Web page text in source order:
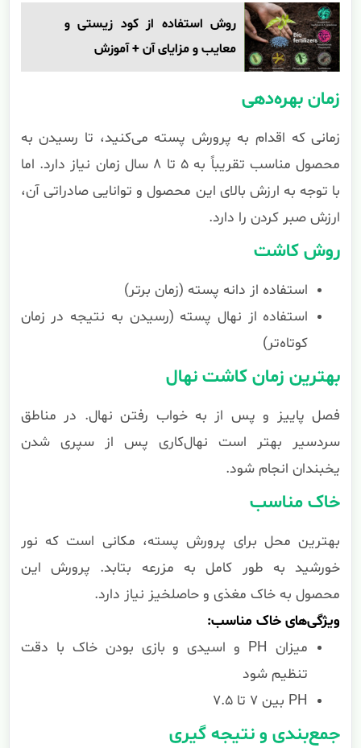
روش استفاده از کود زیستی و
معایب و مزایای آن + آموزش
زمان بهره‌دهی
زمانی که اقدام به پرورش پسته می‌کنید، تا رسیدن به
محصول مناسب تقریباً به ۵ تا ۸ سال زمان نیاز دارد. اما
با توجه به ارزش بالای این محصول و توانایی صادراتی آن،
ارزش صبر کردن را دارد.
روش کاشت
استفاده از دانه پسته (زمان برتر)
استفاده از نهال پسته (رسیدن به نتیجه در زمان
کوتاه‌تر)
بهترین زمان کاشت نهال
فصل پاییز و پس از به خواب رفتن نهال. در مناطق
سردسیر بهتر است نهال‌کاری پس از سپری شدن
یخبندان انجام شود.
خاک مناسب
بهترین محل برای پرورش پسته، مکانی است که نور
خورشید به طور کامل به مزرعه بتابد. پرورش این
محصول به خاک مغذی و حاصلخیز نیاز دارد.
ویژگی‌های خاک مناسب:
میزان PH و اسیدی و بازی بودن خاک با دقت
تنظیم شود
PH بین ۷ تا ۷.۵
جمع‌بندی و نتیجه گیری